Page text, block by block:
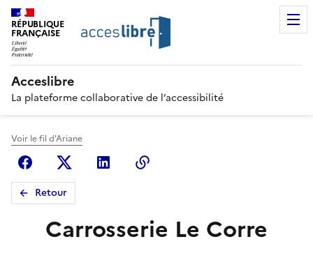
RÉPUBLIQUE
FRANÇAISE
Acceslibre
La plateforme collaborative de l’accessibilité
Voir le fil d'Ariane
FacebookX (anciennement Twitter)
Linkedin
Retour
Carrosserie Le Corre